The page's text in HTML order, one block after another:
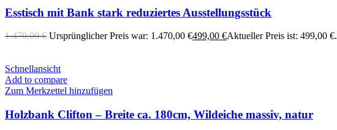
Esstisch mit Bank stark reduziertes Ausstellungsstück
1.470,00€ Ursprünglicher Preis war: 1.470,00 €499,00 €Aktueller Preis ist: 499,00 €.
Schnellansicht
Add to compare
Zum Merkzettel hinzufügen
Holzbank Clifton – Breite ca. 180cm, Wildeiche massiv, natur